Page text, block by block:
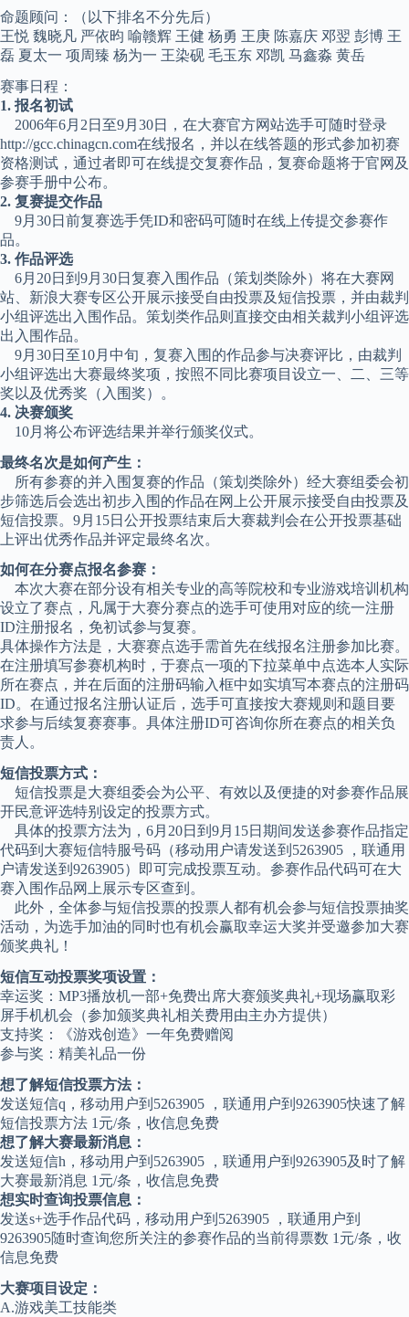
命题顾问：（以下排名不分先后）
王悦 魏晓凡 严依昀 喻赣辉 王健 杨勇 王庚 陈嘉庆 邓翌 彭博 王
磊 夏太一 项周臻 杨为一 王染砚 毛玉东 邓凯 马鑫淼 黄岳
赛事日程：
1. 报名初试
2006年6月2日至9月30日，在大赛官方网站选手可随时登录
http://gcc.chinagcn.com在线报名，并以在线答题的形式参加初赛
资格测试，通过者即可在线提交复赛作品，复赛命题将于官网及
参赛手册中公布。
2. 复赛提交作品
9月30日前复赛选手凭ID和密码可随时在线上传提交参赛作
品。
3. 作品评选
6月20日到9月30日复赛入围作品（策划类除外）将在大赛网
站、新浪大赛专区公开展示接受自由投票及短信投票，并由裁判
小组评选出入围作品。策划类作品则直接交由相关裁判小组评选
出入围作品。
9月30日至10月中旬，复赛入围的作品参与决赛评比，由裁判
小组评选出大赛最终奖项，按照不同比赛项目设立一、二、三等
奖以及优秀奖（入围奖）。
4. 决赛颁奖
10月将公布评选结果并举行颁奖仪式。
最终名次是如何产生：
所有参赛的并入围复赛的作品（策划类除外）经大赛组委会初
步筛选后会选出初步入围的作品在网上公开展示接受自由投票及
短信投票。9月15日公开投票结束后大赛裁判会在公开投票基础
上评出优秀作品并评定最终名次。
如何在分赛点报名参赛：
本次大赛在部分设有相关专业的高等院校和专业游戏培训机构
设立了赛点，凡属于大赛分赛点的选手可使用对应的统一注册
ID注册报名，免初试参与复赛。
具体操作方法是，大赛赛点选手需首先在线报名注册参加比赛。
在注册填写参赛机构时，于赛点一项的下拉菜单中点选本人实际
所在赛点，并在后面的注册码输入框中如实填写本赛点的注册码
ID。在通过报名注册认证后，选手可直接按大赛规则和题目要
求参与后续复赛赛事。具体注册ID可咨询你所在赛点的相关负
责人。
短信投票方式：
短信投票是大赛组委会为公平、有效以及便捷的对参赛作品展
开民意评选特别设定的投票方式。
具体的投票方法为，6月20日到9月15日期间发送参赛作品指定
代码到大赛短信特服号码（移动用户请发送到5263905 ，联通用
户请发送到9263905）即可完成投票互动。参赛作品代码可在大
赛入围作品网上展示专区查到。
此外，全体参与短信投票的投票人都有机会参与短信投票抽奖
活动，为选手加油的同时也有机会赢取幸运大奖并受邀参加大赛
颁奖典礼！
短信互动投票奖项设置：
幸运奖：MP3播放机一部+免费出席大赛颁奖典礼+现场赢取彩
屏手机机会（参加颁奖典礼相关费用由主办方提供）
支持奖：《游戏创造》一年免费赠阅
参与奖：精美礼品一份
想了解短信投票方法：
发送短信q，移动用户到5263905 ，联通用户到9263905快速了解
短信投票方法 1元/条，收信息免费
想了解大赛最新消息：
发送短信h，移动用户到5263905 ，联通用户到9263905及时了解
大赛最新消息 1元/条，收信息免费
想实时查询投票信息：
发送s+选手作品代码，移动用户到5263905 ，联通用户到
9263905随时查询您所关注的参赛作品的当前得票数 1元/条，收
信息免费
大赛项目设定：
A.游戏美工技能类